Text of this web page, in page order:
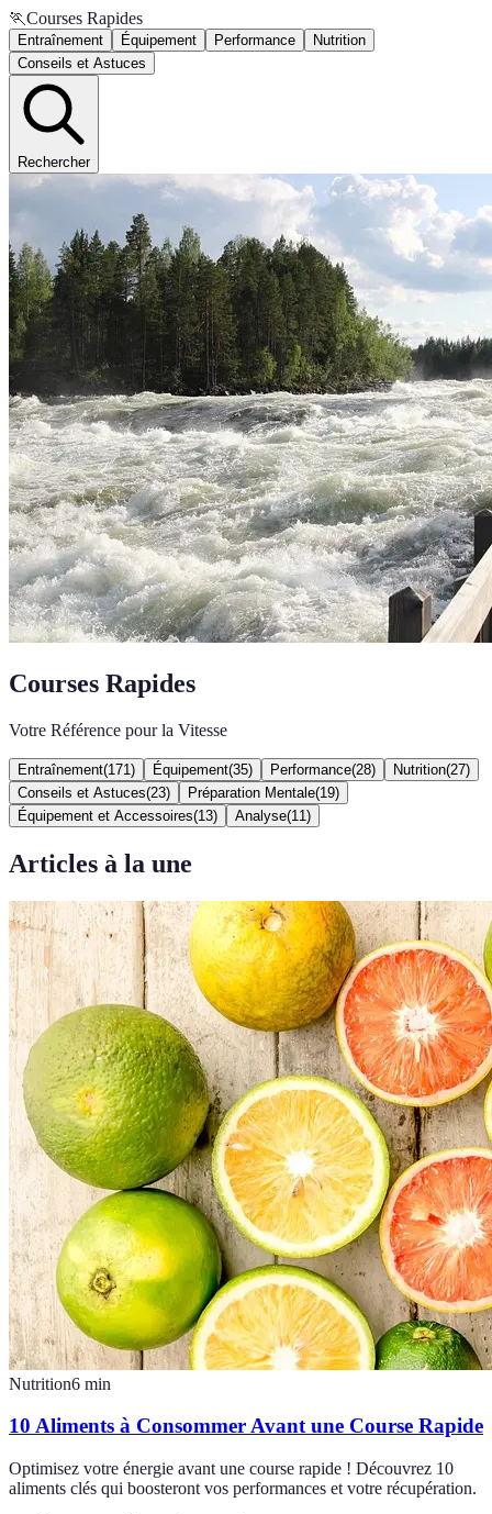
🏃Courses Rapides
Entraînement Équipement Performance
Nutrition
Conseils et Astuces
Rechercher
Courses Rapides
Votre Référence pour la Vitesse
Entraînement(171 ) Équipement(35) Performance(28) Nutrition(27)
Conseils et Astuces(23) Préparation Mentale(19)
Équipement et Accessoires(13) Analyse(11 )
Articles à la une
Nutrition6 min
10 Aliments à Consommer Avant une Course Rapide
Optimisez votre énergie avant une course rapide ! Découvrez 10
aliments clés qui boosteront vos performances et votre récupération.